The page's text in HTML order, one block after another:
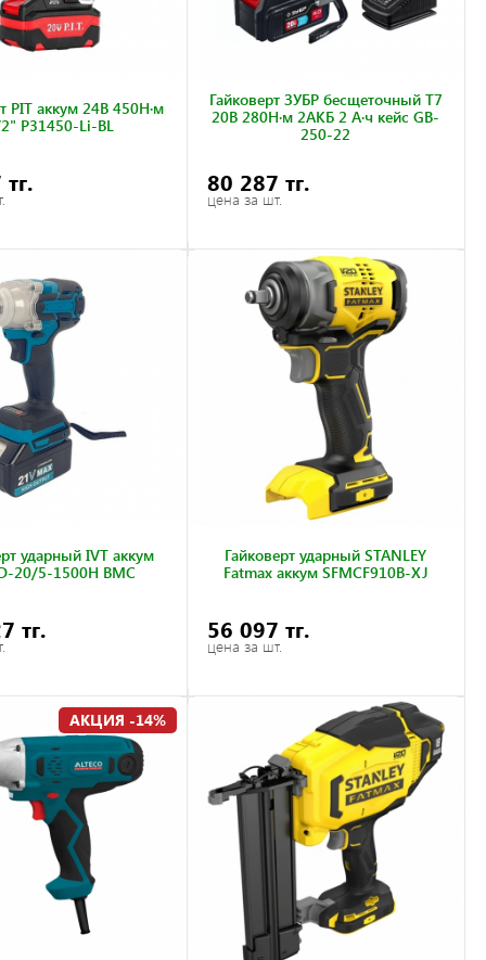
PIT аккум 24В 450Н·м
P31450-Li-BL
Гайковерт ЗУБР бесщеточный Т7
20В 280Н·м 2АКБ 2 А·ч кейс GB-
250-22
80 287 тг.
цена за шт.
ударный IVT аккум
20/5-1500H BMC
тг.
Гайковерт ударный STANLEY
Fatmax аккум SFMCF910B-XJ
56 097 тг.
цена за шт.
АКЦИЯ -14%